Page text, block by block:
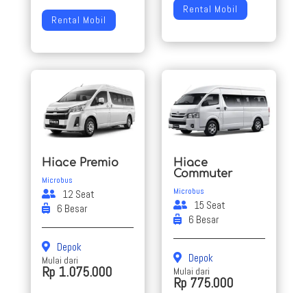
Rental Mobil
Rental Mobil
Hiace Premio
Microbus
12 Seat
6 Besar
Depok
Mulai dari
Rp 1.075.000
Hiace
Commuter
Microbus
15 Seat
6 Besar
Depok
Mulai dari
Rp 775.000